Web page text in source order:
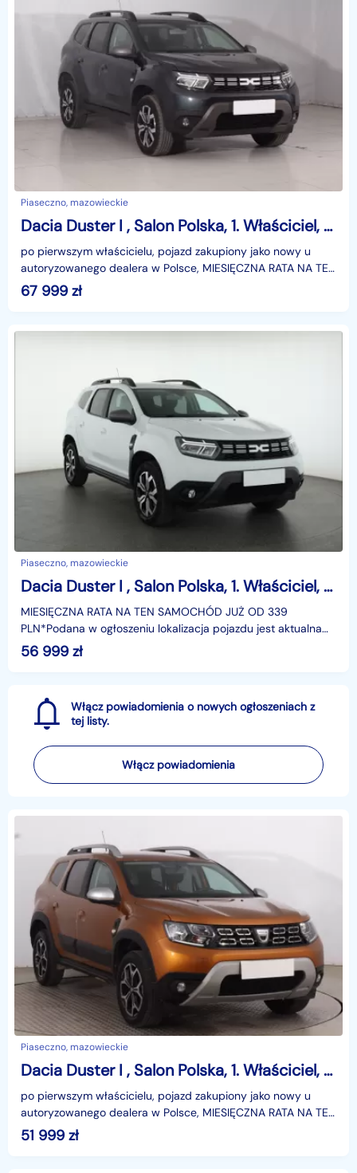
Piaseczno, mazowieckie
Dacia Duster I , Salon Polska, 1. Właściciel, Serwis ASO, GAZ, Navi,
po pierwszym właścicielu, pojazd zakupiony jako nowy u
autoryzowanego dealera w Polsce, MIESIĘCZNA RATA NA TEN
SAMOCHÓD JUŻ OD 405 PLN*Podana w ogłoszeniu loka
67 999 zł
Piaseczno, mazowieckie
Dacia Duster I , Salon Polska, 1. Właściciel, Serwis ASO, VAT 23%,
MIESIĘCZNA RATA NA TEN SAMOCHÓD JUŻ OD 339
PLN*Podana w ogłoszeniu lokalizacja pojazdu jest aktualna
na dzień wystawienia ogłoszenia. Przed przyjazdem do
salonu
56 999 zł
Włącz powiadomienia o nowych ogłoszeniach z
tej listy.
Włącz powiadomienia
Piaseczno, mazowieckie
Dacia Duster I , Salon Polska, 1. Właściciel, Serwis ASO, GAZ, Navi,
po pierwszym właścicielu, pojazd zakupiony jako nowy u
autoryzowanego dealera w Polsce, MIESIĘCZNA RATA NA TEN
SAMOCHÓD JUŻ OD 310 PLN*Podana w ogłoszeniu loka
51 999 zł